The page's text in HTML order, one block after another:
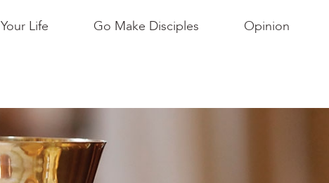
Your Life Go Make Disciples Opinion